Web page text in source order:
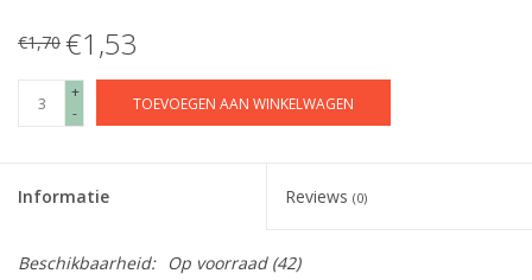
€1,70 €1,53
+
-
TOEVOEGEN AAN WINKELWAGEN
Informatie Reviews (0)
Beschikbaarheid: Op voorraad(42)